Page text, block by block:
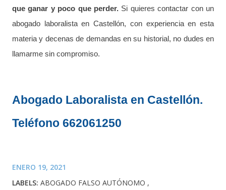
que ganar y poco que perder. Si quieres contactar con un
abogado laboralista en Castellón, con experiencia en esta
materia y decenas de demandas en su historial, no dudes en
llamarme sin compromiso.
Abogado Laboralista en Castellón.
Teléfono 662061250
ENERO 19, 2021
LABELS: ABOGADO FALSO AUTÓNOMO